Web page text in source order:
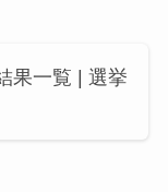
果一覧 | 選挙